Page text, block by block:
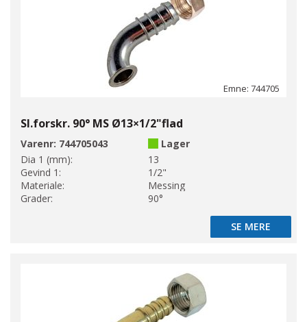
Emne: 744705
Sl.forskr. 90° MS Ø13×1/2"flad
Varenr: 744705043
Lager
Dia 1 (mm):
13
Gevind 1:
1/2"
Materiale:
Messing
Grader:
90°
SE MERE
SE MERE